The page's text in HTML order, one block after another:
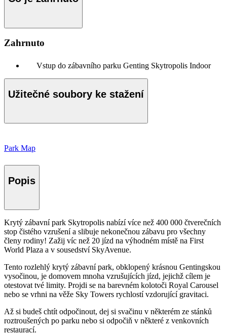
Zahrnuto
Vstup do zábavního parku Genting Skytropolis Indoor
Užitečné soubory ke stažení
Park Map
Popis
Krytý zábavní park Skytropolis nabízí více než 400 000 čtverečních
stop čistého vzrušení a slibuje nekonečnou zábavu pro všechny
členy rodiny! Zažij víc než 20 jízd na výhodném místě na First
World Plaza a v sousedství SkyAvenue.
Tento rozlehlý krytý zábavní park, obklopený krásnou Gentingskou
vysočinou, je domovem mnoha vzrušujících jízd, jejichž cílem je
otestovat tvé limity. Projdi se na barevném kolotoči Royal Carousel
nebo se vrhni na věže Sky Towers rychlostí vzdorující gravitaci.
Až si budeš chtít odpočinout, dej si svačinu v některém ze stánků
roztroušených po parku nebo si odpočiň v některé z venkovních
restaurací.